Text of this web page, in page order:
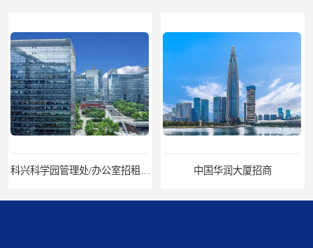
中国华润大厦招商 招商局广场出租